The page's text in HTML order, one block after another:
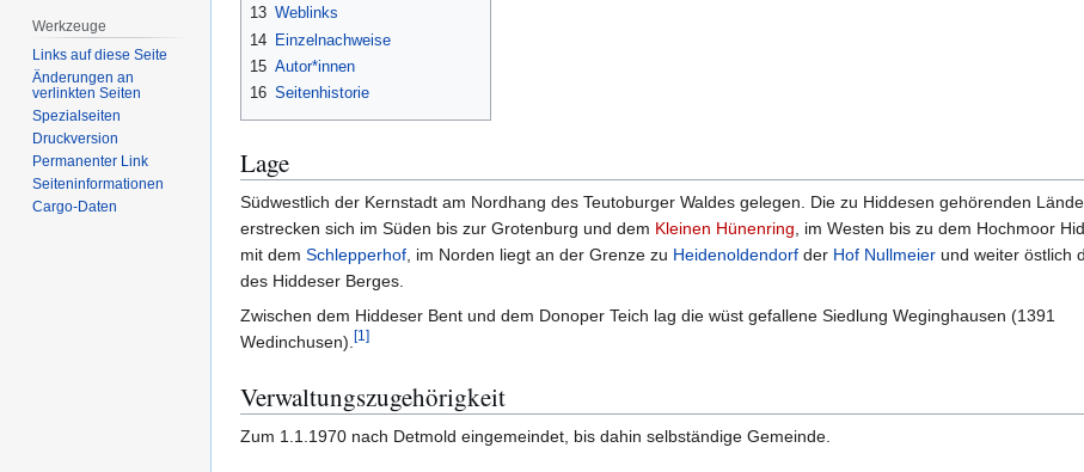
13 Weblinks
14 Einzelnachweise
15 Autor*innen
16 Seitenhistorie
Lage
Südwestlich der Kernstadt am Nordhang des Teutoburger Waldes gelegen. Die zu Hiddesen gehörenden
erstrecken sich im Süden bis zur Grotenburg und dem Kleinen Hünenring , im Westen bis zu dem Hochmoor
mit dem Schlepperhof , im Norden liegt an der Grenze zu Heidenoldendorf der Hof Nullmeier und weiter östlich
des Hiddeser Berges.
Zwischen dem Hiddeser Bent und dem Donoper Teich lag die wüst gefallene Siedlung Weginghausen (1391
Wedinchusen). [1 ]
Verwaltungszugehörigkeit
Zum 1.1.1970 nach Detmold eingemeindet, bis dahin selbständige Gemeinde.
Werkzeuge
Links auf diese Seite
Änderungen an
verlinkten Seiten
Spezialseiten
Druckversion
Permanenter Link
Seiten­­informationen
Cargo-Daten